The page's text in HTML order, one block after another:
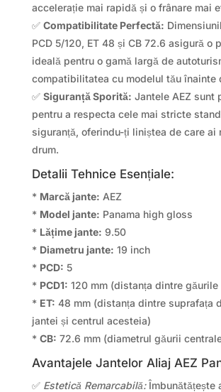
accelerație mai rapidă și o frânare mai
✅ Compatibilitate Perfectă:
PCD 5/120, ET 48 și CB 72.6 asigură o
ideală pentru o gamă largă de
compatibilitatea cu modelul tău înainte
✅ Siguranță Sporită: Jantele AEZ sunt
pentru a respecta cele mai stricte
siguranță, oferindu-ți liniștea de care ai
drum.
Detalii Tehnice Esențiale:
* Marcă jante: AEZ
* Model jante: Panama high gloss
* Lățime jante: 9.50
* Diametru jante: 19 inch
* PCD: 5
* PCD1: 120 mm (distanța dintre
* ET: 48 mm (distanța dintre suprafața
jantei și centrul acesteia)
* CB: 72.6 mm (diametrul găurii
Avantajele Jantelor Aliaj AEZ
✅ Estetică Remarcabilă:Îmbunătățește